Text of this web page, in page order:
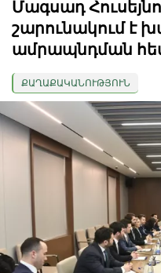
Մագսադ
շարունակում է
ամրապնդման
ՔԱՂԱՔԱԿԱՆՈՒԹՅՈՒՆ